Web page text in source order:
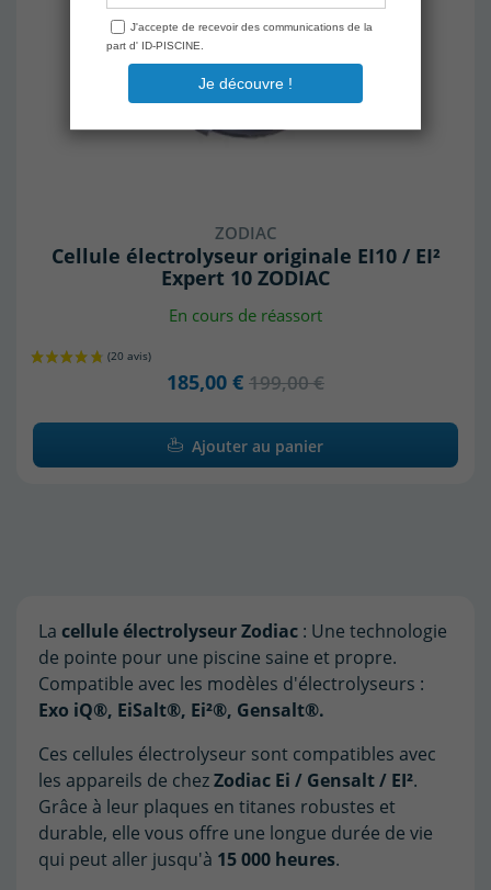
(5 avis)
ZODIAC
Cellule électrolyseur originale EI10 / EI²
Expert 10 ZODIAC
En cours de réassort
185,00 € 199,00 €
Ajouter au panier
La cellule électrolyseur Zodiac : Une technologie
de pointe pour une piscine saine et propre.
Compatible avec les modèles d'électrolyseurs :
Exo iQ®, EiSalt®, Ei²®, Gensalt®.
Ces cellules électrolyseur sont compatibles avec
les appareils de chezZodiac Ei / Gensalt / EI².
Grâce à leur plaques en titanes robustes et
durable, elle vous offre une longue durée de vie
qui peut aller jusqu'à 15 000 heures.